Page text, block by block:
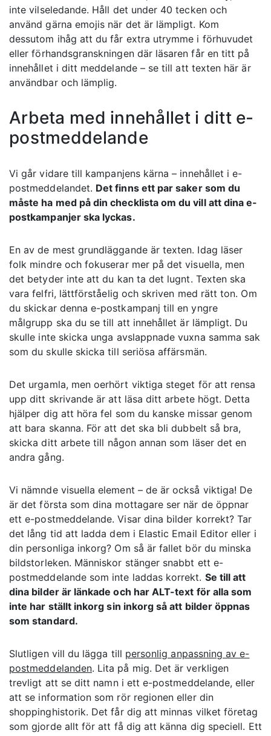
inte vilseledande. Håll det under 40 tecken och
använd gärna emojis när det är lämpligt. Kom
dessutom ihåg att du får extra utrymme i förhuvudet
eller förhandsgranskningen där läsaren får en titt på
innehållet i ditt meddelande – se till att texten här är
användbar och lämplig.
Arbeta med innehållet i ditt e-
postmeddelande
Vi går vidare till kampanjens kärna – innehållet i e-
postmeddelandet. Det finns ett par saker som du
måste ha med på din checklista om du vill att dina e-
postkampanjer ska lyckas.
En av de mest grundläggande är texten. Idag läser
folk mindre och fokuserar mer på det visuella, men
det betyder inte att du kan ta det lugnt. Texten ska
vara felfri, lättförståelig och skriven med rätt ton. Om
du skickar denna e-postkampanj till en yngre
målgrupp ska du se till att innehållet är lämpligt. Du
skulle inte skicka unga avslappnade vuxna samma sak
som du skulle skicka till seriösa affärsmän.
Det urgamla, men oerhört viktiga steget för att rensa
upp ditt skrivande är att läsa ditt arbete högt. Detta
hjälper dig att höra fel som du kanske missar genom
att bara skanna. För att det ska bli dubbelt så bra,
skicka ditt arbete till någon annan som läser det en
andra gång.
Vi nämnde visuella element – de är också viktiga! De
är det första som dina mottagare ser när de öppnar
ett e-postmeddelande. Visar dina bilder korrekt? Tar
det lång tid att ladda dem i Elastic Email Editor eller i
din personliga inkorg? Om så är fallet bör du minska
bildstorleken. Människor stänger snabbt ett e-
postmeddelande som inte laddas korrekt. Se till att
dina bilder är länkade och har ALT-text för alla som
inte har ställt inkorg sin inkorg så att bilder öppnas
som standard.
Slutligen vill du lägga till personlig anpassning av e-
postmeddelanden. Lita på mig. Det är verkligen
trevligt att se ditt namn i ett e-postmeddelande, eller
att se information som rör regionen eller din
shoppinghistorik. Det får dig att minnas vilket företag
som gjorde allt för att få dig att känna dig speciell. Ett